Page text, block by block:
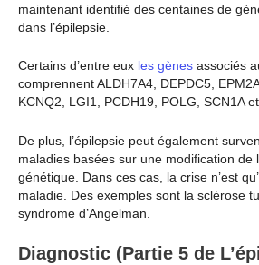
maintenant identifié des centaines de
dans l’épilepsie.
Certains d’entre eux les gènes associés
comprennent ALDH7A4, DEPDC5,
KCNQ2, LGI1, PCDH19, POLG, SCN1A
De plus, l’épilepsie peut également
maladies basées sur une modification de
génétique. Dans ces cas, la crise n’est
maladie. Des exemples sont la sclérose
syndrome d’Angelman.
Diagnostic (Partie 5 de